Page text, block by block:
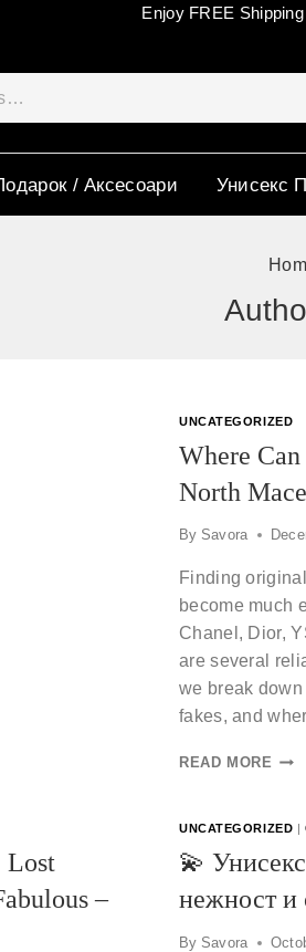
Enjoy FREE
/ Аксесоари Унисекс
UNCATEGORIZED
Where
North
By Savora
Finding
become much
Chanel, Dior,
are several
we break
fakes, and
READ MORE
Lost
–
UNCATEGORIZED
💫
нежност и
By Savora